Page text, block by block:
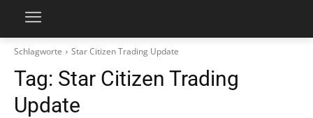
Schlagworte Star Citizen Trading Update
Tag: Star Citizen Trading
Update